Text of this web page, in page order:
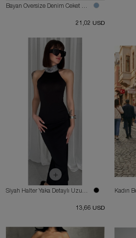
Bayan Oversize Denim Ceket Elbise
21,02 USD
Siyah Halter Yaka Detaylı Uzun Elbise
13,66 USD